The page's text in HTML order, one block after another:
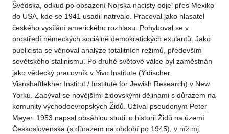
Švédska, odkud po obsazení Norska nacisty odjel přes Mexiko
do USA, kde se 1941 usadil natrvalo. Pracoval jako hlasatel
českého vysílání amerického rozhlasu. Pohyboval se v
prostředí německých sociálně demokratických exulantů. Jako
publicista se věnoval analýze totalitních režimů, především
sovětského stalinismu. Po druhé světové válce byl zaměstnán
jako vědecký pracovník v Yivo Institute (Yidischer
Visnshaftlekher Institut / Institute for Jewish Research) v New
Yorku. Zabýval se novějšími židovskými dějinami s důrazem na
komunity východoevropských Židů. Užíval pseudonym Peter
Meyer. 1953 napsal obsáhlou studii o historii Židů na území
Československa (s důrazem na období po 1945), v níž mj.